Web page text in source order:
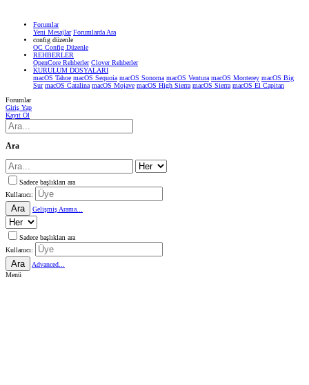
Forumlar
Yeni Mesajlar Forumlarda Ara
confıg düzenle
OC Config Düzenle
REHBERLER
OpenCore Rehberler Clover Rehberler
KURULUM DOSYALARI
macOS Tahoe macOS Sequoia macOS Sonoma macOS Ventura macOS Monterey macOS Big
Sur macOS Catalina macOS Mojave macOS High Sierra macOS Sierra macOS El Capitan
Forumlar
Giriş Yap
Kayıt Ol
Ara
Sadece başlıkları ara
Kullanıcı:
Ara Gelişmiş Arama...
Sadece başlıkları ara
Kullanıcı:
Ara
Advanced...
Menü